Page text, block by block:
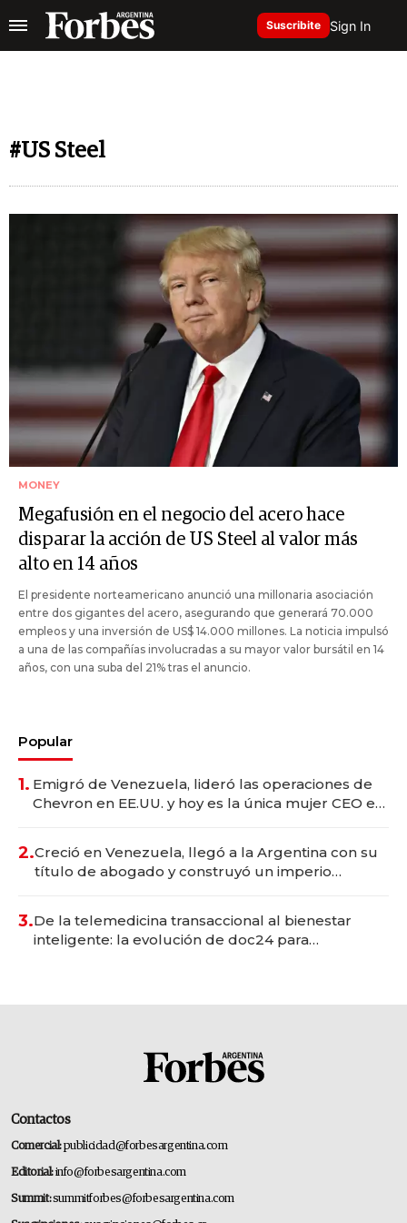
Suscribite Sign In
#US Steel
MONEY
Megafusión en el negocio del acero hace
disparar la acción de US Steel al valor más
alto en 14 años
El presidente norteamericano anunció una millonaria asociación
entre dos gigantes del acero, asegurando que generará 70.000
empleos y una inversión de US$ 14.000 millones. La noticia impulsó
a una de las compañías involucradas a su mayor valor bursátil en 14
años, con una suba del 21% tras el anuncio.
Popular
1. Emigró de Venezuela, lideró las operaciones de
Chevron en EE.UU. y hoy es la única mujer CEO en
2.Creció en Venezuela, llegó a la Argentina con su
título de abogado y construyó un imperio
3.De la telemedicina transaccional al bienestar
inteligente: la evolución de doc24 para
Contactos
Comercial:publicidad@forbesargentina.com
Editorial:info@forbesargentina.com
Summit:summitforbes@forbesargentina.com